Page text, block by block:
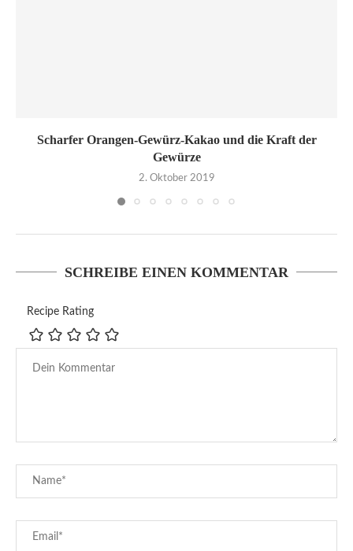
Scharfer Orangen-Gewürz-Kakao und die Kraft der
Gewürze
2. Oktober 2019
SCHREIBE EINEN KOMMENTAR
Recipe Rating